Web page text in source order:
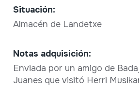
Situación:
Almacén de Landetxe
Notas adquisición:
Enviada por un amigo de
Juanes que visitó Herri